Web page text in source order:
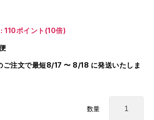
110ポイント(10倍)
注文で最短8/17 〜 8/18 に発送いたしま
数量